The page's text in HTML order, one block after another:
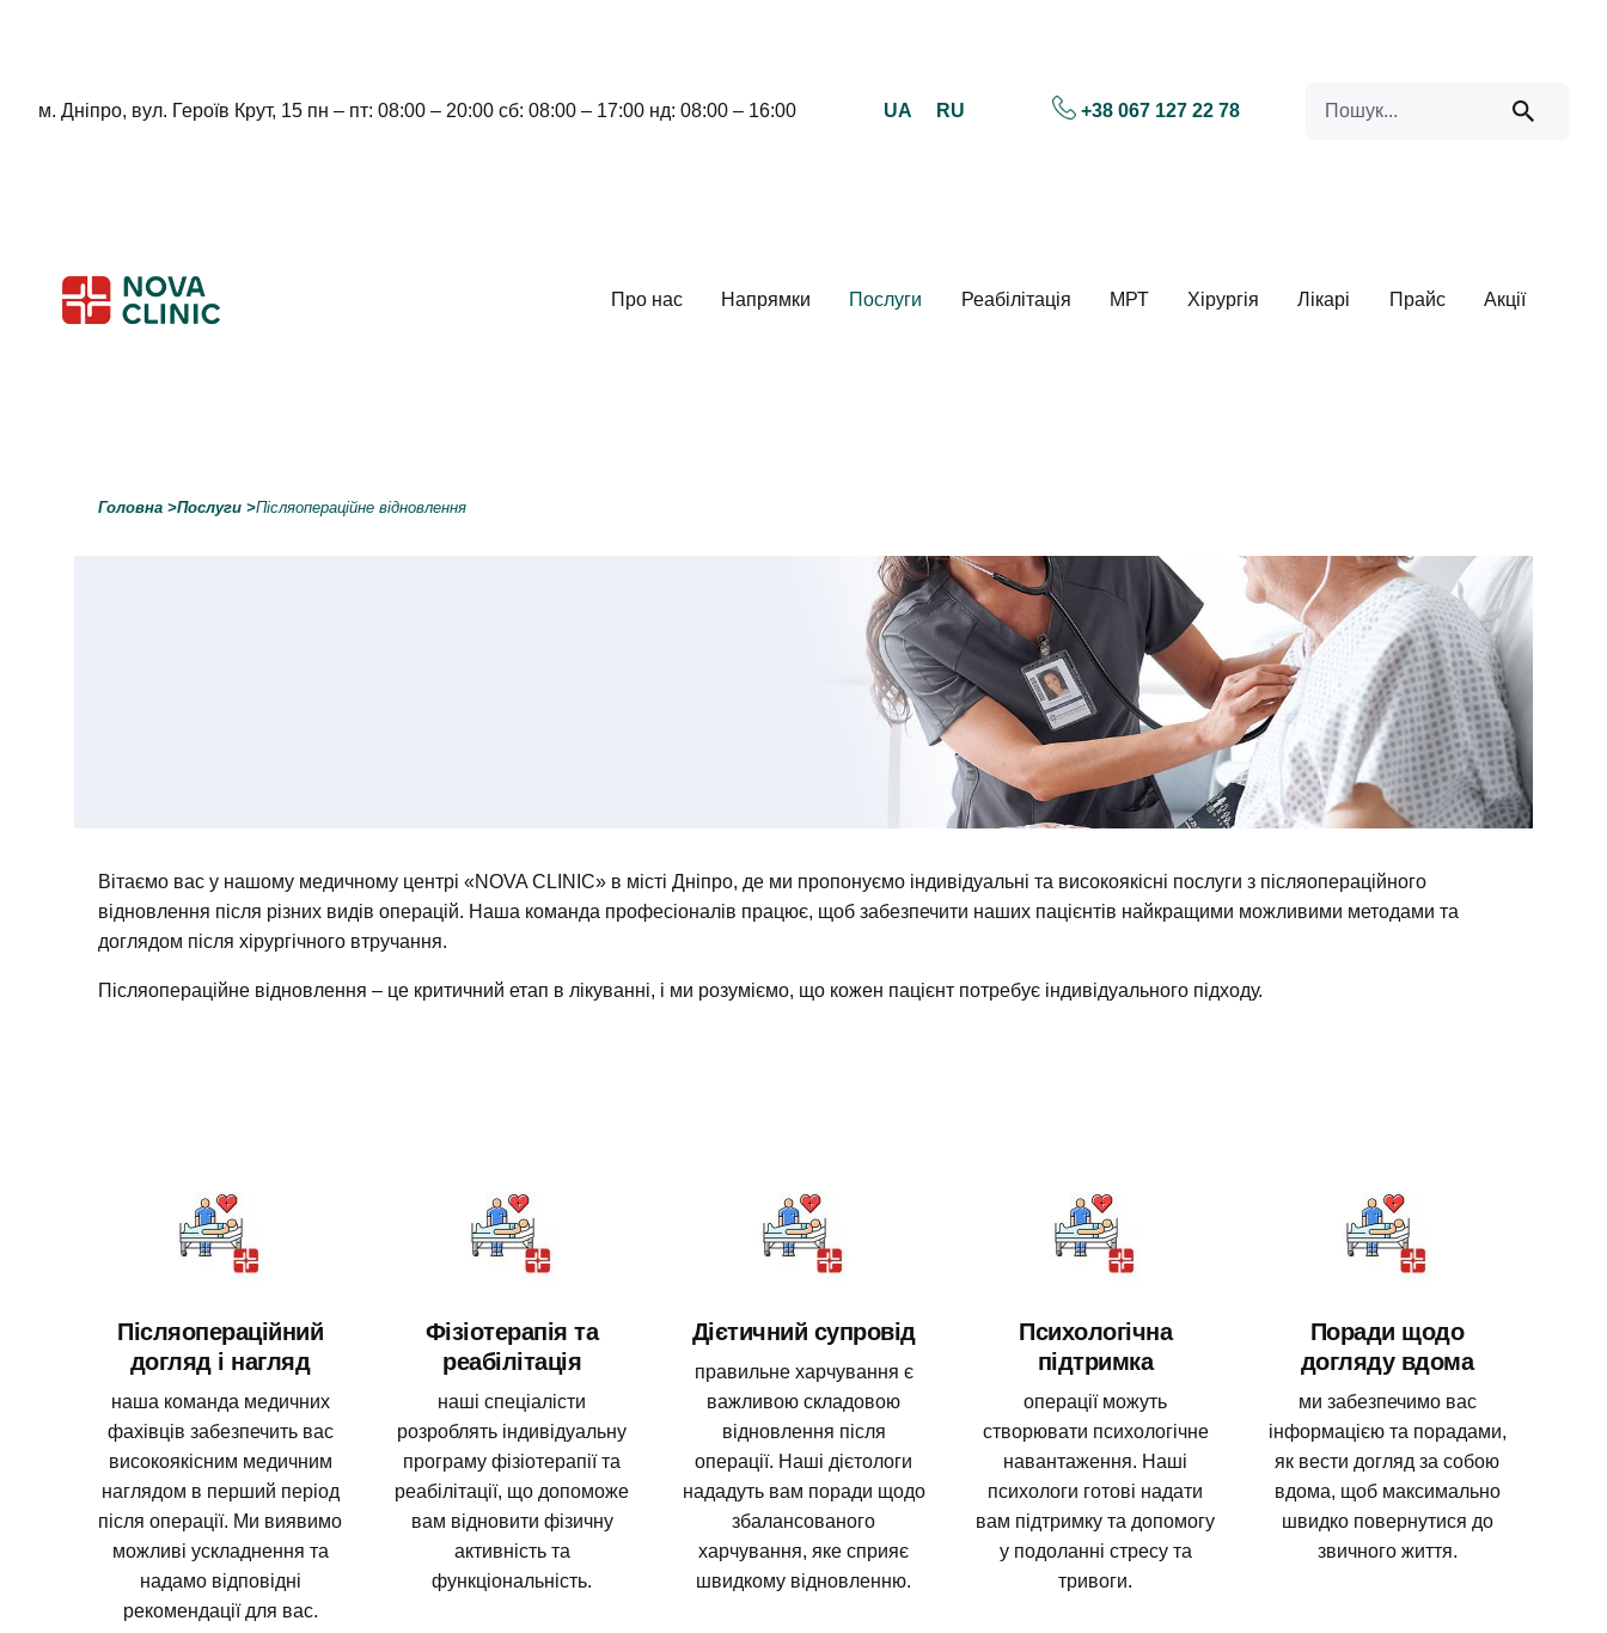
м. Дніпро, вул. Героїв Крут, 15 пн – пт: 08:00 – 20:00 сб: 08:00 – 17:00 нд: 08:00 – 16:00 UA RU +38 067 127 22 78
Про нас Напрямки Послуги Реабілітація МРТ Хірургія Лікарі Прайс Акції
Головна >Послуги >Післяопераційне відновлення
Вітаємо вас у нашому медичному центрі «NOVA CLINIC» в місті Дніпро, де ми пропонуємо індивідуальні та високоякісні послуги з післяопераційного
відновлення після різних видів операцій. Наша команда професіоналів працює, щоб забезпечити наших пацієнтів найкращими можливими методами та
доглядом після хірургічного втручання.
Післяопераційне відновлення – це критичний етап в лікуванні, і ми розуміємо, що кожен пацієнт потребує індивідуального підходу.
Післяопераційний
догляд і нагляд
наша команда медичних
фахівців забезпечить вас
високоякісним медичним
наглядом в перший період
після операції. Ми виявимо
можливі ускладнення та
надамо відповідні
рекомендації для вас.
Фізіотерапія та
реабілітація
наші спеціалісти
розроблять індивідуальну
програму фізіотерапії та
реабілітації, що допоможе
вам відновити фізичну
активність та
функціональність.
Дієтичний супровід
правильне харчування є
важливою складовою
відновлення після
операції. Наші дієтологи
нададуть вам поради щодо
збалансованого
харчування, яке сприяє
швидкому відновленню.
Психологічна
підтримка
операції можуть
створювати психологічне
навантаження. Наші
психологи готові надати
вам підтримку та допомогу
у подоланні стресу та
тривоги.
Поради щодо
догляду вдома
ми забезпечимо вас
інформацією та порадами,
як вести догляд за собою
вдома, щоб максимально
швидко повернутися до
звичного життя.